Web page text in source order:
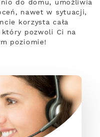
do domu, umożliwia
nawet w sytuacji,
korzysta cała
który pozwoli Ci na
poziomie!